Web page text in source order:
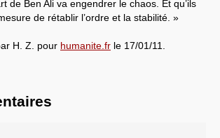
de Ben Ali va engendrer le chaos. Et qu’ils
de rétablir l’ordre et la stabilité. »
H. Z. pour humanite.fr le 17/01/11.